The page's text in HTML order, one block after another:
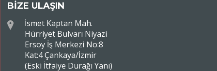
BİZE ULAŞIN
İsmet Kaptan Mah.
Hürriyet Bulvarı Niyazi
Ersoy İş Merkezi No:8
Kat:4 Çankaya/İzmir
(Eski İtfaiye Durağı Yanı)